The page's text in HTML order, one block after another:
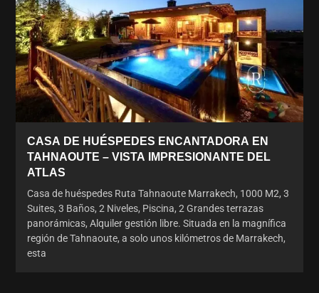
CASA DE HUÉSPEDES ENCANTADORA EN
TAHNAOUTE – VISTA IMPRESIONANTE DEL
ATLAS
Casa de huéspedes Ruta Tahnaoute Marrakech, 1000 M2, 3
Suites, 3 Baños, 2 Niveles, Piscina, 2 Grandes terrazas
panorámicas, Alquiler gestión libre. Situada en la magnífica
región de Tahnaoute, a solo unos kilómetros de Marrakech,
esta